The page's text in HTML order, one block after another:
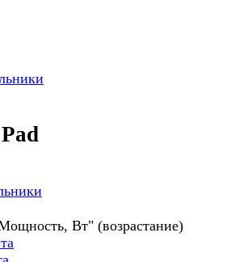
Вт" (возрастание)